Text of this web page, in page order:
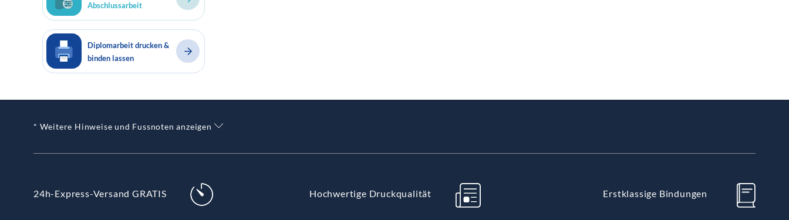
Abschlussarbeit
Diplomarbeit drucken &
binden lassen
* Weitere Hinweise und Fussnoten anzeigen
24h-Express-Versand GRATIS Hochwertige Druckqualität Erstklassige Bindungen